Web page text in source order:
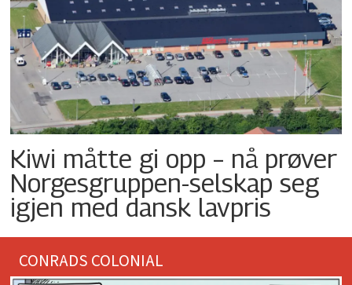
Kiwi måtte gi opp – nå prøver
Norgesgruppen-selskap seg
igjen med dansk lavpris
CONRADS COLONIAL